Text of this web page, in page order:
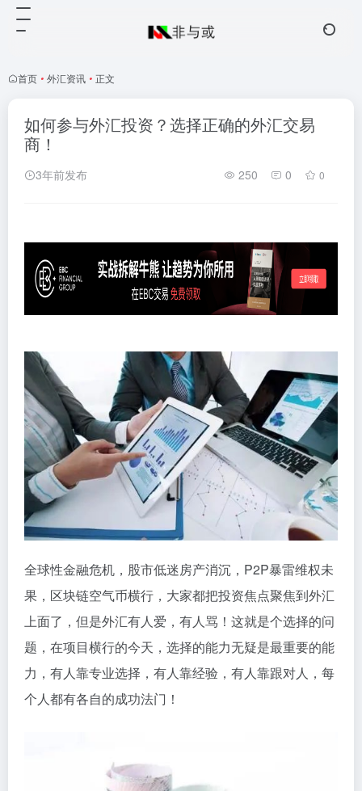
首页 • 外汇资讯 • 正文
如何参与外汇投资？选择正确的外汇交易
商！
3年前发布 250 0 0
全球性金融危机，股市低迷房产消沉，P2P暴雷维权未
果，区块链空气币横行，大家都把投资焦点聚焦到外汇
上面了，但是外汇有人爱，有人骂！这就是个选择的问
题，在项目横行的今天，选择的能力无疑是最重要的能
力，有人靠专业选择，有人靠经验，有人靠跟对人，每
个人都有各自的成功法门！